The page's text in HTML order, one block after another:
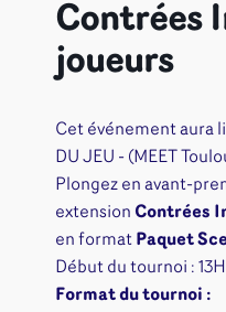
Contrées
joueurs
Cet événement aura
DU JEU - (MEET
Plongez en avant-
extension Contrées
en format Paquet
Début du tournoi :
Format du tournoi :